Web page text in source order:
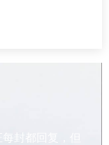
封都回复，但